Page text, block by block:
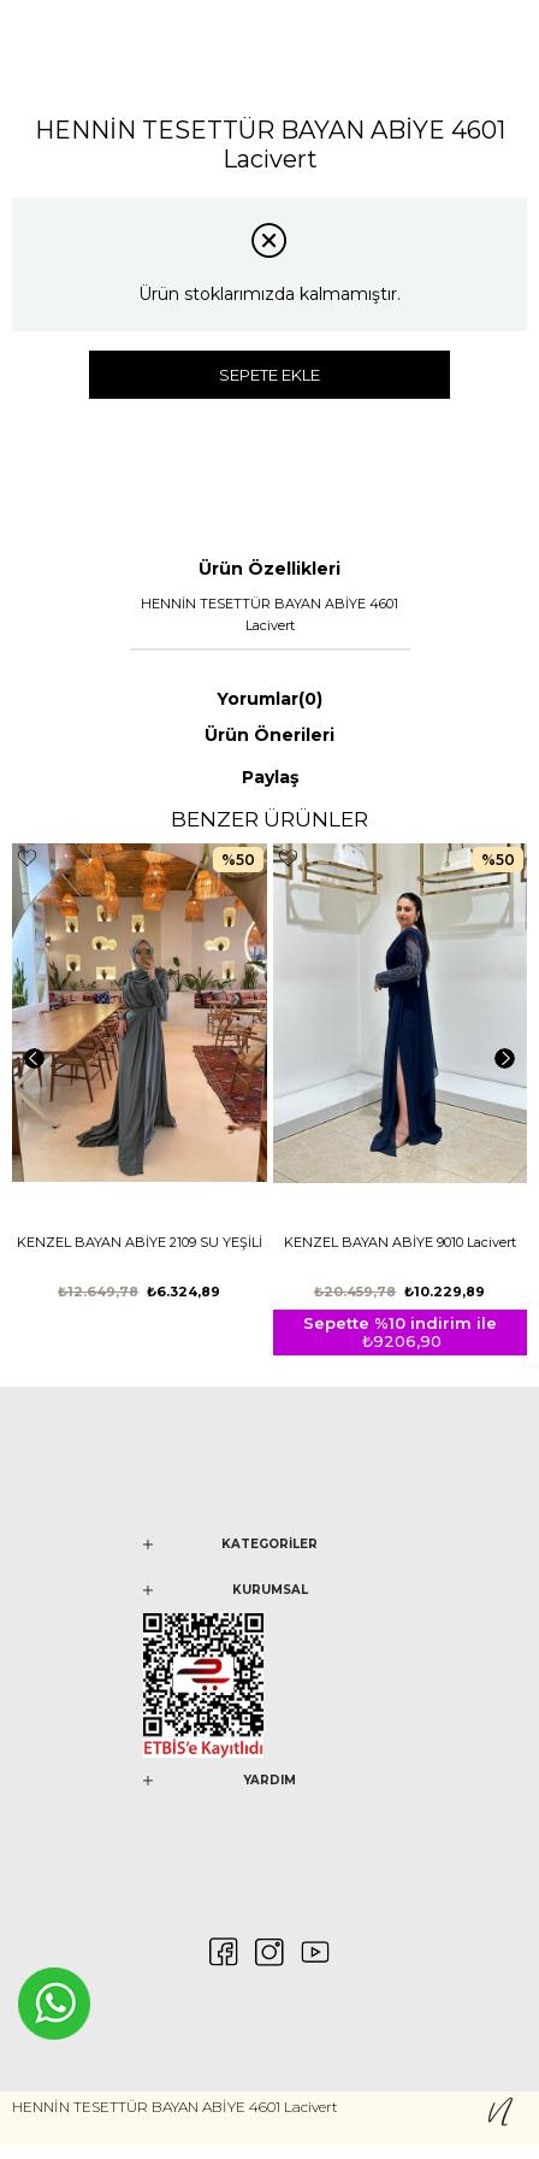
HENNİN TESETTÜR BAYAN ABİYE 4601
Lacivert
Ürün stoklarımızda kalmamıştır.
SEPETE EKLE
Ürün Özellikleri
HENNİN TESETTÜR BAYAN ABİYE 4601
Lacivert
Yorumlar(0)
Ürün Önerileri
Paylaş
BENZER ÜRÜNLER
KENZEL BAYAN ABİYE 2109 SU YEŞİLİ
₺6.324,89
₺12.649,78
%50
KENZEL BAYAN ABİYE 9010 Lacivert
₺10.229,89
₺20.459,78
Sepette %10 indirim ile
₺9206,90
%50
KATEGORİLER
KURUMSAL
YARDIM
0546 212 04 88
HENNİN TESETTÜR BAYAN ABİYE 4601 Lacivert